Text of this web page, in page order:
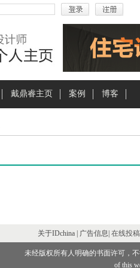
戴鼎睿主页 案例 博客
关于IDchina | 广告信息| 在线投稿
未经版权所有人明确的书面许可，
of this